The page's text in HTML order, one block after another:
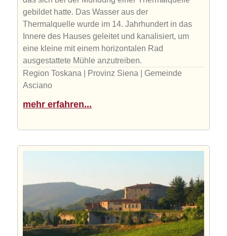
gebildet hatte. Das Wasser aus der
Thermalquelle wurde im 14. Jahrhundert in das
Innere des Hauses geleitet und kanalisiert, um
eine kleine mit einem horizontalen Rad
ausgestattete Mühle anzutreiben.
Region Toskana | Provinz Siena | Gemeinde
Asciano
mehr erfahren...